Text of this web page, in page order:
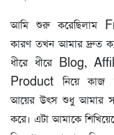
আমি শুরু করেছিলাম
কারণ তখন আমার দ্রুত
ধীরে ধীরে Blog,
Product নিয়ে কাজ
আয়ের উৎস শুধু আমার
করে। এটা আমাকে